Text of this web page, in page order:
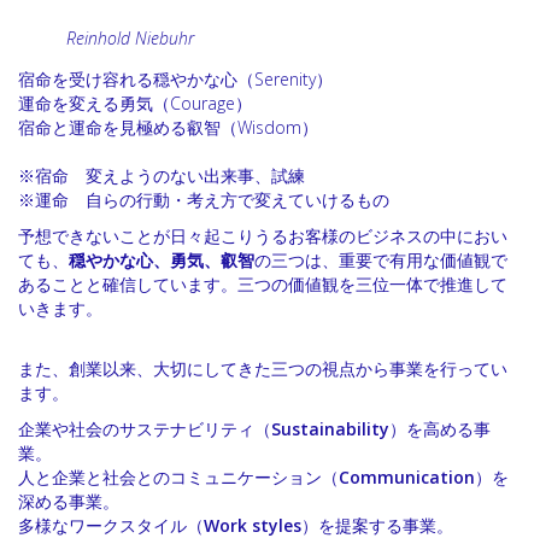
Reinhold Niebuhr
宿命を受け容れる穏やかな心（Serenity）
運命を変える勇気（Courage）
宿命と運命を見極める叡智（Wisdom）
※宿命 変えようのない出来事、試練
※運命 自らの行動・考え方で変えていけるもの
予想できないことが日々起こりうるお客様のビジネスの中におい
ても、 穏やかな心、勇気、叡智の三つは、重要で有用な価値観で
あることと確信しています。三つの価値観を三位一体で推進して
いきます。
また、創業以来、大切にしてきた三つの視点から事業を行ってい
ます。
企業や社会のサステナビリティ（Sustainability）を高める事
業。
人と企業と社会とのコミュニケーション（Communication）を
深める事業。
多様なワークスタイル（Work styles）を提案する事業。